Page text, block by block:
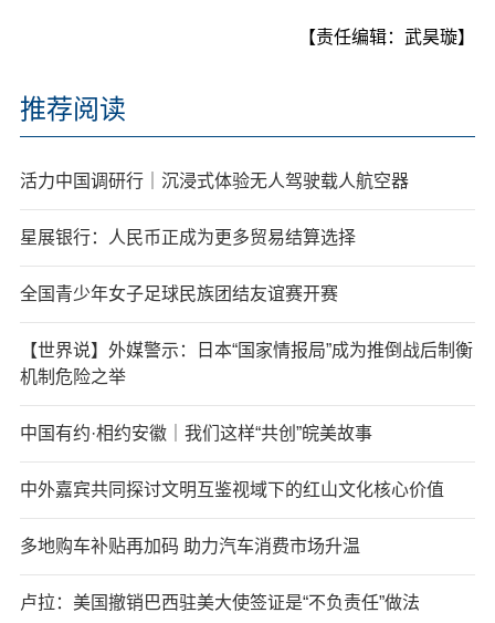
【责任编辑：武昊璇】
推荐阅读
活力中国调研行｜沉浸式体验无人驾驶载人航空器
星展银行：人民币正成为更多贸易结算选择
全国青少年女子足球民族团结友谊赛开赛
【世界说】外媒警示：日本“国家情报局”成为推倒战后制衡
机制危险之举
中国有约·相约安徽｜我们这样“共创”皖美故事
中外嘉宾共同探讨文明互鉴视域下的红山文化核心价值
多地购车补贴再加码 助力汽车消费市场升温
卢拉：美国撤销巴西驻美大使签证是“不负责任”做法